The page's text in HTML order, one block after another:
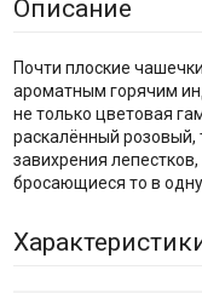
Описание
Почти плоские
ароматным горячим
не только цветовая
раскалённый
завихрения
бросающиеся то в